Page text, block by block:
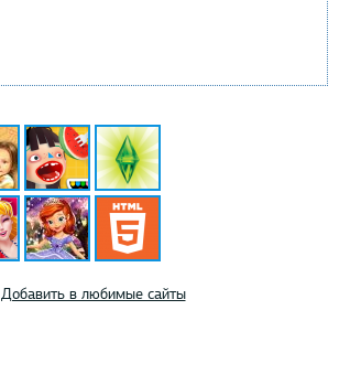
Добавить в любимые сайты